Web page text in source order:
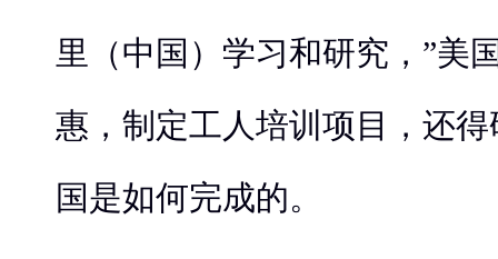
里（中国）学习和研究，”美
惠，制定工人培训项目，还
国是如何完成的。